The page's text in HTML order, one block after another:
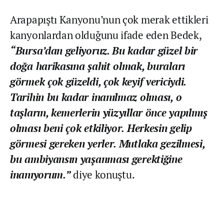
Arapapıştı Kanyonu’nun çok merak ettikleri
kanyonlardan olduğunu ifade eden Bedek,
“Bursa’dan geliyoruz. Bu kadar güzel bir
doğa harikasına şahit olmak, buraları
görmek çok güzeldi, çok keyif vericiydi.
Tarihin bu kadar inanılmaz olması, o
taşların, kemerlerin yüzyıllar önce yapılmış
olması beni çok etkiliyor. Herkesin gelip
görmesi gereken yerler. Mutlaka gezilmesi,
bu ambiyansın yaşanması gerektiğine
inanıyorum.”diye konuştu.